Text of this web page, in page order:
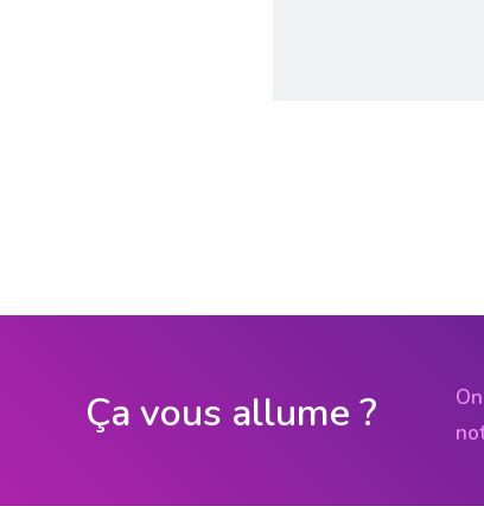
Ça vous allume ?